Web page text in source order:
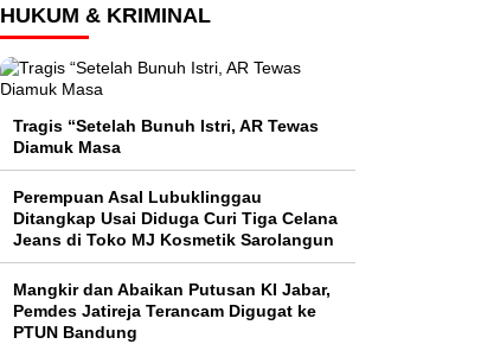
HUKUM & KRIMINAL
Tragis “Setelah Bunuh Istri, AR Tewas
Diamuk Masa
Perempuan Asal Lubuklinggau
Ditangkap Usai Diduga Curi Tiga Celana
Jeans di Toko MJ Kosmetik Sarolangun
Mangkir dan Abaikan Putusan KI Jabar,
Pemdes Jatireja Terancam Digugat ke
PTUN Bandung